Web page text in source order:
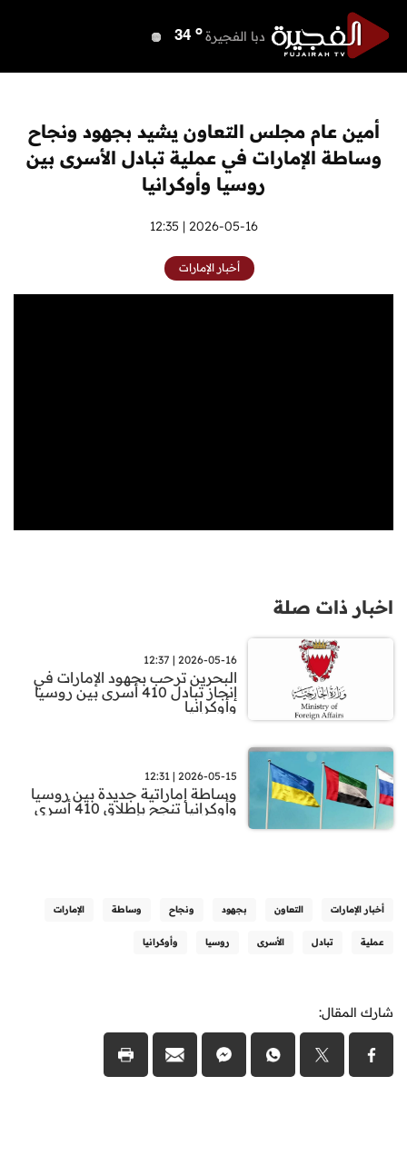
دبا الفجيرة 34 o
أم القيوين 39 o
راس الخيمة 39 o
الفجيرة 32 o
أمين عام مجلس التعاون يشيد بجهود ونجاح
وساطة الإمارات في عملية تبادل الأسرى بين
روسيا وأوكرانيا
2026-05-16 | 12:35
أخبار الإمارات
اخبار ذات صلة
2026-05-16 | 12:37
البحرين ترحب بجهود الإمارات في
إنجاز تبادل 410 أسرى بين روسيا
وأوكرانيا
2026-05-15 | 12:31
وساطة إماراتية جديدة بين روسيا
وأوكرانيا تنجح بإطلاق 410 أسرى
أخبار الإمارات التعاون بجهود ونجاح وساطة الإمارات
عملية تبادل الأسرى روسيا وأوكرانيا
شارك المقال: